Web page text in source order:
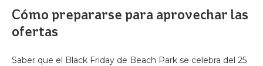
Cómo prepararse para aprovechar las
ofertas
Saber que el Black Friday de Beach Park se celebra del 25